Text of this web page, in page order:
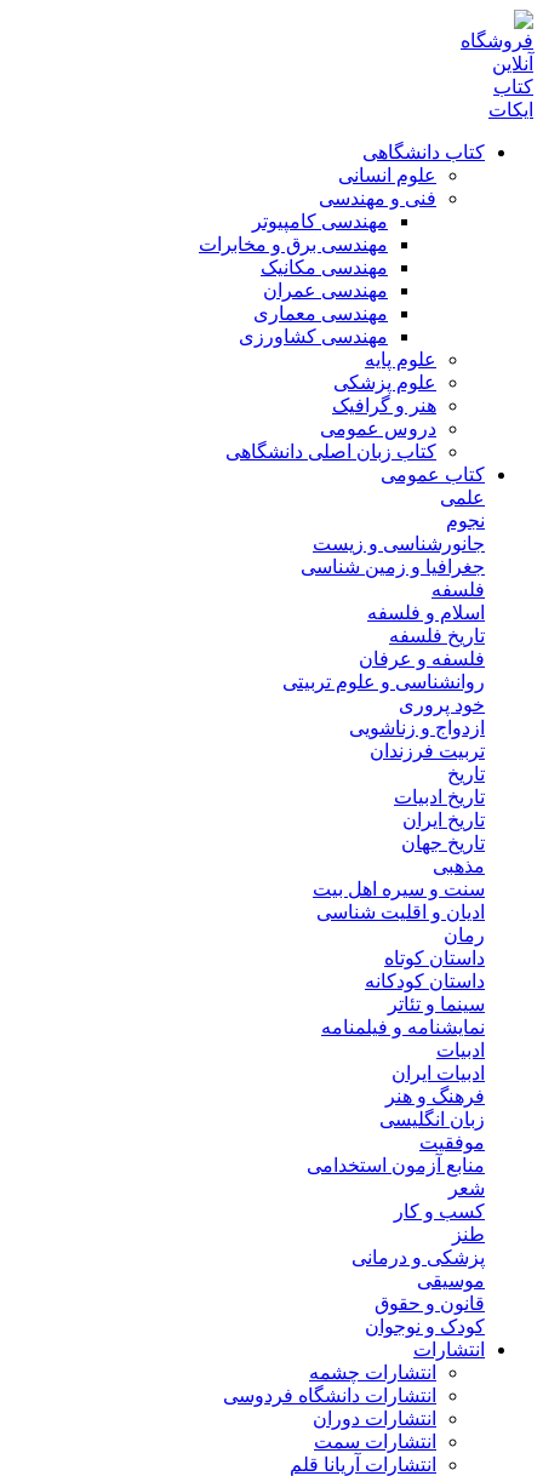
کتاب دانشگاهی
علوم انسانی
فنی و مهندسی
مهندسی کامپیوتر
مهندسی برق و مخابرات
مهندسی مکانیک
مهندسی عمران
مهندسی معماری
مهندسی کشاورزی
علوم پایه
علوم پزشکی
هنر و گرافیک
دروس عمومی
کتاب زبان اصلی دانشگاهی
کتاب عمومی
علمی
نجوم
جانورشناسی و زیست
جغرافیا و زمین شناسی
فلسفه
اسلام و فلسفه
تاریخ فلسفه
فلسفه و عرفان
روانشناسی و علوم تربیتی
خود پروری
ازدواج و زناشویی
تربیت فرزندان
تاریخ
تاریخ ادبیات
تاریخ ایران
تاریخ جهان
مذهبی
سنت و سیره اهل بیت
ادیان و اقلیت شناسی
رمان
داستان کوتاه
داستان کودکانه
سینما و تئاتر
نمایشنامه و فیلمنامه
ادبیات
ادبیات ایران
فرهنگ و هنر
زبان انگلیسی
موفقیت
منابع آزمون استخدامی
شعر
کسب و کار
طنز
پزشکی و درمانی
موسیقی
قانون و حقوق
کودک و نوجوان
انتشارات
انتشارات چشمه
انتشارات دانشگاه فردوسی
انتشارات دوران
انتشارات سمت
انتشارات آریانا قلم